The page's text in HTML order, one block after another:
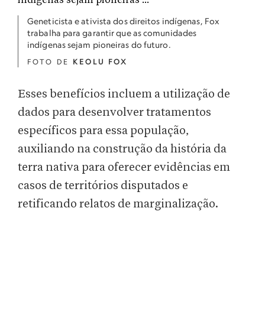
Geneticista e ativista dos direitos indígenas, Fox
trabalha para garantir que as comunidades
indígenas sejam pioneiras do futuro.
FOTO DE KEOLU FOX
Esses benefícios incluem a utilização de
dados para desenvolver tratamentos
específicos para essa população,
auxiliando na construção da história da
terra nativa para oferecer evidências em
casos de territórios disputados e
retificando relatos de marginalização.